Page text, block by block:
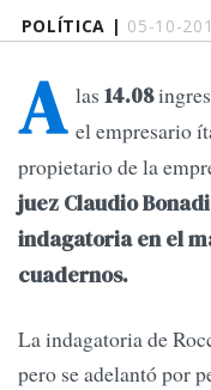
POLÍTICA | 05-10-
A las 14.08
el empresario
propietario de la
juez Claudio
indagatoria en el
cuadernos.
La indagatoria de
pero se adelantó por